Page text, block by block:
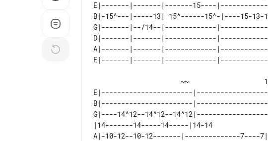
E|-------|-------|-------15----
B|-15^---|-----13| 15^------15^-|----15-
G|-------|--/14--|-------------
D|-------|-------|-------------
A|-------|-------|-------------
E|-----------------------
B|-----------------------
G|----14^12--14^12--
|14-------14-----
A|-10-12--10-12-------